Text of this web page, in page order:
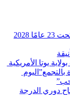
الاتحاد الأفريقي يسند تنظيم كأس الأمم تحت 23 عامًا 2028
يوتا الأمريكية
دوري الدرجة